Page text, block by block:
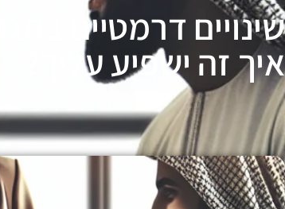
שינויים דרמטיים
איך זה ישפיע עליך?